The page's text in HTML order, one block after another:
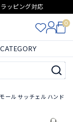
ッピング対応
0
CATEGORY
ール サッチェル ハンド